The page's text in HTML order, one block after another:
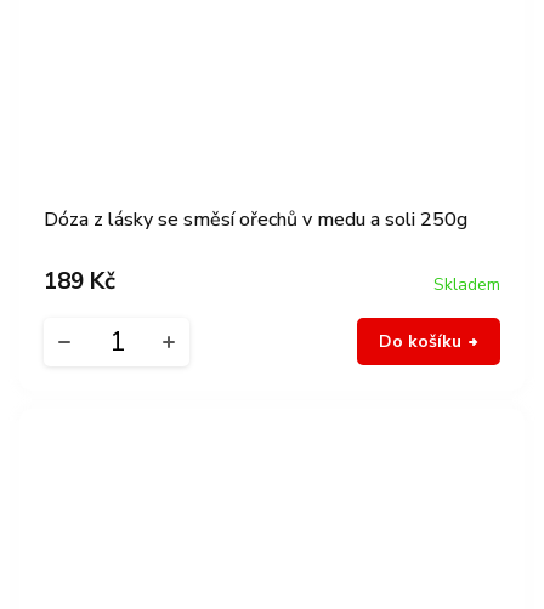
Dóza z lásky se směsí ořechů v medu a soli 250g
Skladem
189 Kč
Do košíku